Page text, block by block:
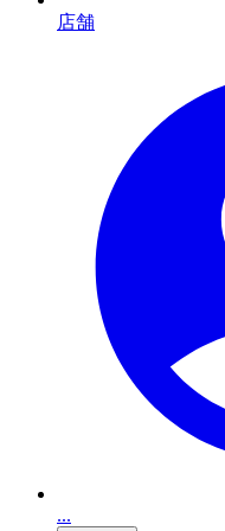
店舗
...